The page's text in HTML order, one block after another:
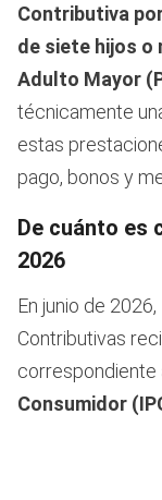
Contributiva
de siete hijos o
Adulto Mayor
técnicamente
estas
pago, bonos y
De cuánto es
2026
En junio de
Contributivas
correspondiente
Consumidor